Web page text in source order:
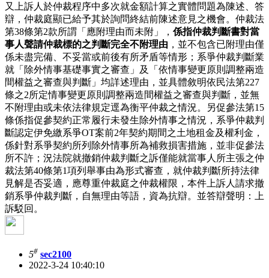
又上訴人於仲裁程序中多次就金額計算之實體問題為陳述、答
辯，仲裁庭顯已給予其於詢問終結前陳述意見之機會。仲裁法
第38條第2款所謂「應附理由而未附」， 係指仲裁判斷書對當
事人聲請仲裁標的之判斷完全不附理由 ，並不包含已附理由僅
係未盡完備、不妥當或前後有所矛盾等情形；系爭仲裁判斷業
就「除外情事基礎事實之審查」及「依情事變更原則調整兩造
間權益之審查與判斷」均詳述理由，並具體敘明依民法第227
條之2所定情事變更原則調整兩造間權益之審查與判斷，並無
不附理由或未依法律規定逕為衡平仲裁之情況。另促參法第15
條係指促參契約正常履行未發生除外情事之情況，系爭仲裁判
斷認定伊免繳系爭OT案前2年契約期間之土地租金及權利金，
係針對系爭契約所列除外情事所為補救損害措施，並非促參法
所不許；況法院就撤銷仲裁判斷之訴僅能就當事人所主張之仲
裁法第40條第1項列舉事由為形式審查，就仲裁判斷所持法律
見解是否妥適，應尊重仲裁庭之仲裁權限，本件上訴人請求撤
銷系爭仲裁判斷，自無理由等語，資為抗辯。並答辯聲明：上
訴駁回。
5# sec2100
2022-3-24 10:40:10